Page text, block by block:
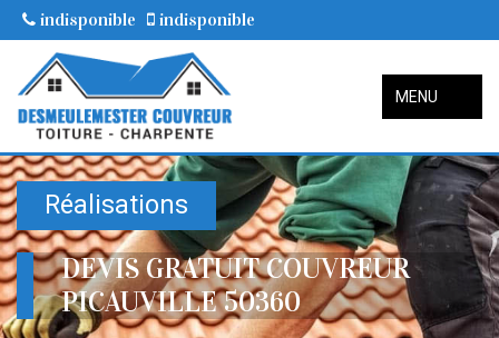
indisponible indisponible
MENU
Réalisations
DEVIS GRATUIT COUVREUR
PICAUVILLE 50360